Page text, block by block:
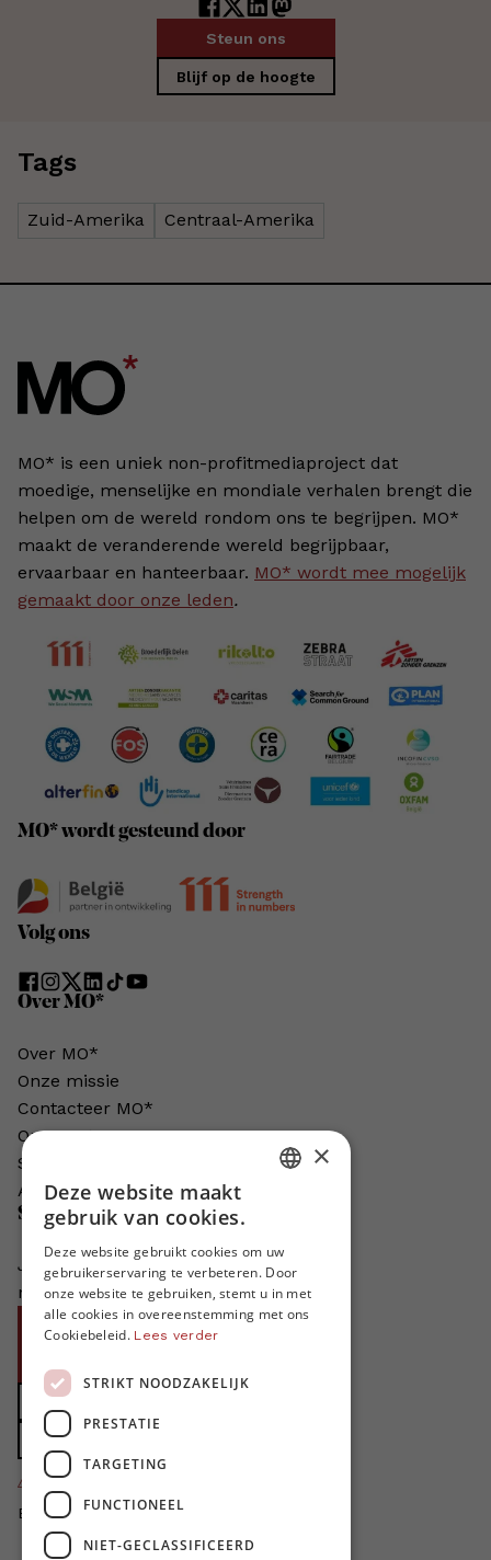
Steun ons
Blijf op de hoogte
Tags
Zuid-Amerika Centraal-Amerika
MO* is een uniek non-profitmediaproject dat
moedige, menselijke en mondiale verhalen brengt die
helpen om de wereld rondom ons te begrijpen. MO*
maakt de veranderende wereld begrijpbaar,
ervaarbaar en hanteerbaar. MO* wordt mee mogelijk
gemaakt door onze leden.
MO* wordt gesteund door
Volg ons
Over MO*
Over MO*
Onze missie
Contacteer MO*
Onze auteurs
Schrijven voor MO*?
Adverteren in MO*
Steun MO*
Je helpt ons groeien. MO* bestaat
niet zonder jouw steun!
Doe een gift
Zet MO* in uw testament
4424
Bedankt voor jullie steun!
ENGLISH
×
Deze website maakt
gebruik van cookies.
Deze website gebruikt cookies om uw
gebruikerservaring te verbeteren. Door
onze website te gebruiken, stemt u in met
alle cookies in overeenstemming met ons
Cookiebeleid. Lees verder
STRIKT NOODZAKELIJK
PRESTATIE
TARGETING
FUNCTIONEEL
NIET-GECLASSIFICEERD